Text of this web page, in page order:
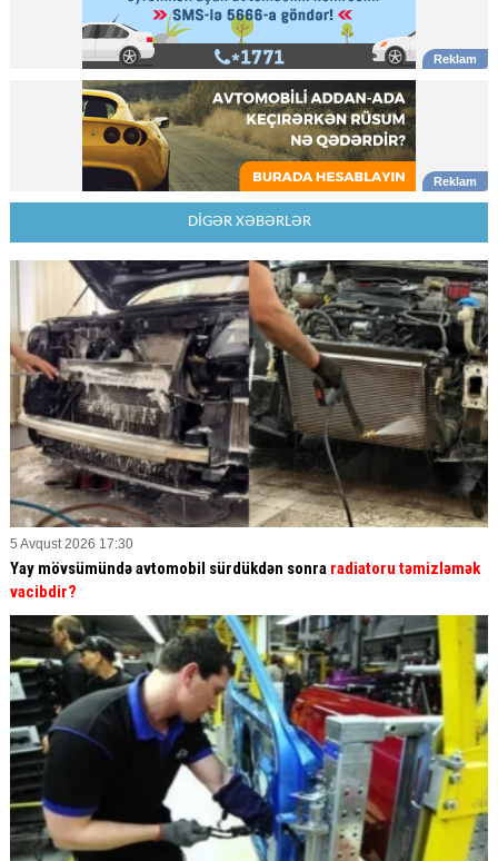
DİGƏR XƏBƏRLƏR
5 Avqust 2026 17:30
Yay mövsümündə avtomobil sürdükdən sonra radiatoru təmizləmək
vacibdir?